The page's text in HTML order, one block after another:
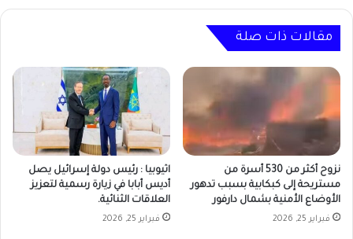
مقالات ذات صلة
نزوح أكثر من 530 أسرة من
مستريحة إلى كبكابية بسبب تدهور
الأوضاع الأمنية بشمال دارفور
فبراير 25, 2026
اثيوبيا : رئيس دولة إسرائيل يصل
أديس أبابا في زيارة رسمية لتعزيز
العلاقات الثنائية.
فبراير 25, 2026